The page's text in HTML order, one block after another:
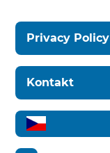
Privacy Policy
Kontakt